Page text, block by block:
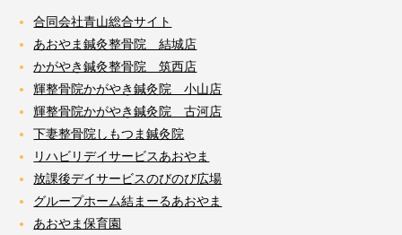
合同会社青山総合サイト
あおやま鍼灸整骨院 結城店
かがやき鍼灸整骨院 筑西店
輝整骨院かがやき鍼灸院 小山店
輝整骨院かがやき鍼灸院 古河店
下妻整骨院しもつま鍼灸院
リハビリデイサービスあおやま
放課後デイサービスのびのび広場
グループホーム結まーるあおやま
あおやま保育園